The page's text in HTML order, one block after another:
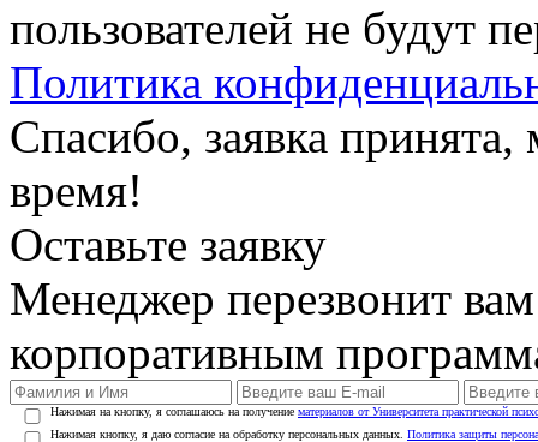
пользователей не будут
Политика
Спасибо, заявка
время!
Оставьте заявку
Менеджер перезвонит
корпоративным
Нажимая на кнопку, я соглашаюсь на получение материалов от Университета практической
Нажимая кнопку, я даю согласие на обработку персональных данных. Политика защиты